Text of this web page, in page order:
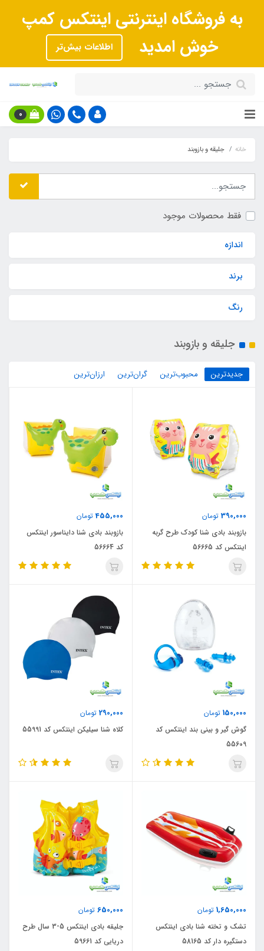
به فروشگاه اینترنتی اینتکس کمپ
خوش امدید
اطلاعات بیش‌تر
0
خانه جلیقه و بازوبند
فقط محصولات موجود
اندازه
برند
رنگ
جلیقه و بازوبند
جدیدترین محبوب‌ترین گران‌ترین ارزان‌ترین
390,000 تومان
بازوبند بادی شنا کودک طرح گربه
اینتکس کد 56665
455,000تومان
بازوبند بادی شنا دایناسور اینتکس
کد 56664
150,000 تومان
گوش گیر و بینی بند اینتکس کد
55609
290,000 تومان
کلاه شنا سیلیکن اینتکس کد 55991
1,650,000 تومان
تشک و تخته شنا بادی اینتکس
دستگیره دار کد 58165
650,000 تومان
جلیقه بادی اینتکس 5-3 سال طرح
دریایی کد 59661